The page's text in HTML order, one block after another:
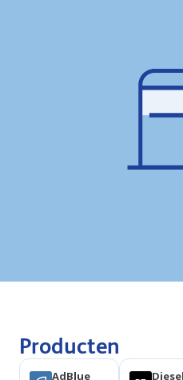
Producten
AdBlue Diesel